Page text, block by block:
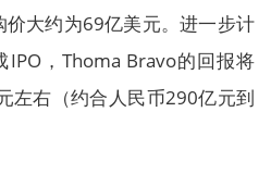
大约为69亿美元。进一步计
IPO，Thoma Bravo的回报将
左右（约合人民币290亿元到